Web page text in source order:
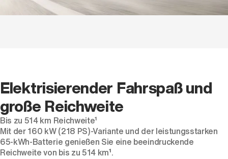
Elektrisierender Fahrspaß und
große Reichweite
Bis zu 514 km Reichweite¹
Mit der 160 kW (218 PS)-Variante und der leistungsstarken
65-kWh-Batterie genießen Sie eine beeindruckende
Reichweite von bis zu 514 km¹.